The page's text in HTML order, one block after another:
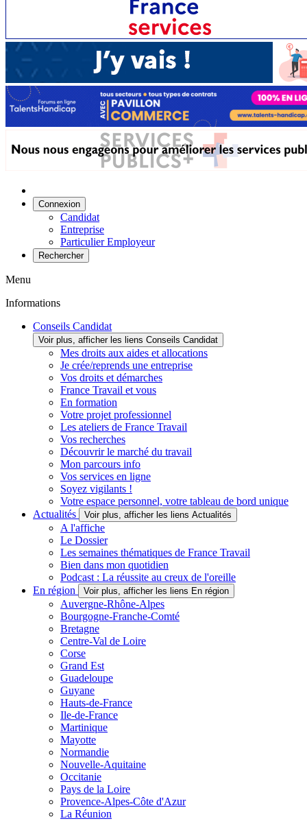
Connexion
Candidat
Entreprise
Particulier Employeur
Rechercher
Menu
Informations
Conseils Candidat
Voir plus, afficher les liens Conseils Candidat
Mes droits aux aides et allocations
Je crée/reprends une entreprise
Vos droits et démarches
France Travail et vous
En formation
Votre projet professionnel
Les ateliers de France Travail
Vos recherches
Découvrir le marché du travail
Mon parcours info
Vos services en ligne
Soyez vigilants !
Votre espace personnel, votre tableau de bord unique
Actualités
Voir plus, afficher les liens Actualités
A l'affiche
Le Dossier
Les semaines thématiques de France Travail
Bien dans mon quotidien
Podcast : La réussite au creux de l'oreille
En région
Voir plus, afficher les liens En région
Auvergne-Rhône-Alpes
Bourgogne-Franche-Comté
Bretagne
Centre-Val de Loire
Corse
Grand Est
Guadeloupe
Guyane
Hauts-de-France
Ile-de-France
Martinique
Mayotte
Normandie
Nouvelle-Aquitaine
Occitanie
Pays de la Loire
Provence-Alpes-Côte d'Azur
La Réunion